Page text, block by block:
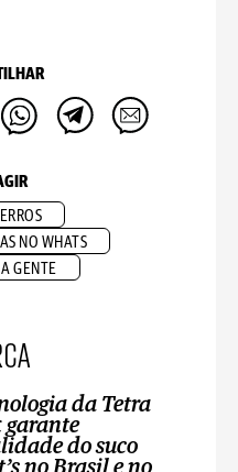
NO WHATS
GENTE
da Tetra
garante
do suco